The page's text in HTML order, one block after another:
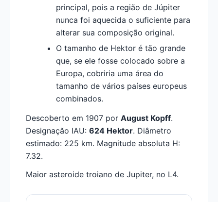
principal, pois a região de Júpiter
nunca foi aquecida o suficiente para
alterar sua composição original.
O tamanho de Hektor é tão grande
que, se ele fosse colocado sobre a
Europa, cobriria uma área do
tamanho de vários países europeus
combinados.
Descoberto em 1907 por August Kopff.
Designação IAU: 624 Hektor. Diâmetro
estimado: 225 km. Magnitude absoluta H:
7.32.
Maior asteroide troiano de Jupiter, no L4.